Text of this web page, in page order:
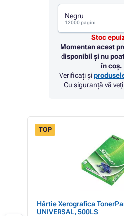
Negru
12000 pagini
Stoc
Momentan acest
disponibil și nu
în coș.
Verificați și
Cu siguranță vă
TOP
Hârtie Xerografica
UNIVERSAL, 500LS